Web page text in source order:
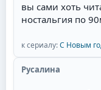
сюжета. у меня
экранизация
которые мечтала
образ главного
за отсутствие
вы сами хоть
ностальгия по
к сериалу:С Новым
Русалина